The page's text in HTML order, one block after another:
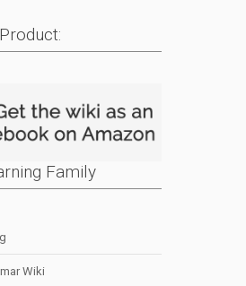
Family
Wiki